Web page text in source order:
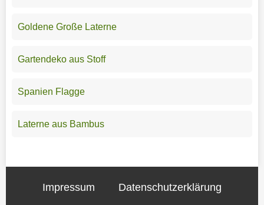
Goldene Große Laterne
Gartendeko aus Stoff
Spanien Flagge
Laterne aus Bambus
Impressum Datenschutzerklärung